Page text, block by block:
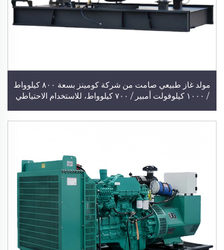
مولد غاز طبيعي صامت من شركة كومينز بسعة ٨٠٠ كيلوواط
/ ١٠٠٠ كيلوفولت أمبير / ٧٠٠ كيلوواط، للاستخدام الاحتياطي